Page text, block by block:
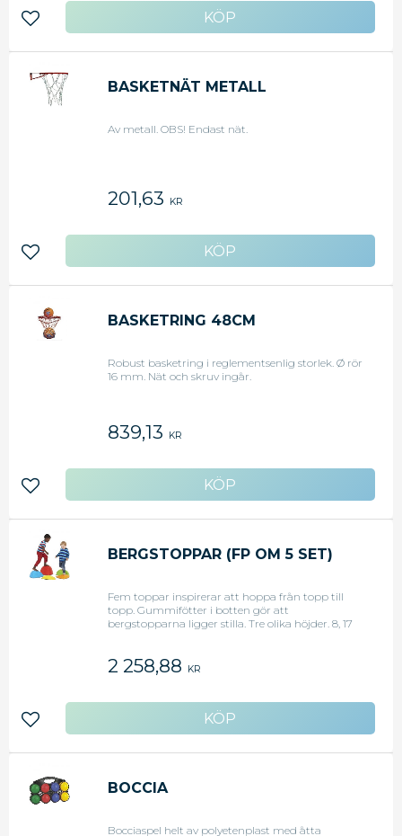
Lägg till i favoriter
BASKETNÄT METALL
Av metall. OBS! Endast nät.
201,63 KR
Lägg till i favoriter
BASKETRING 48CM
Robust basketring i reglementsenlig storlek. Ø rör
16 mm. Nät och skruv ingår.
839,13 KR
Lägg till i favoriter
BERGSTOPPAR (FP OM 5 SET)
Fem toppar inspirerar att hoppa från topp till
topp. Gummifötter i botten gör att
bergstopparna ligger stilla. Tre olika höjder. 8, 17
2 258,88 KR
Lägg till i favoriter
BOCCIA
Bocciaspel helt av polyetenplast med åtta